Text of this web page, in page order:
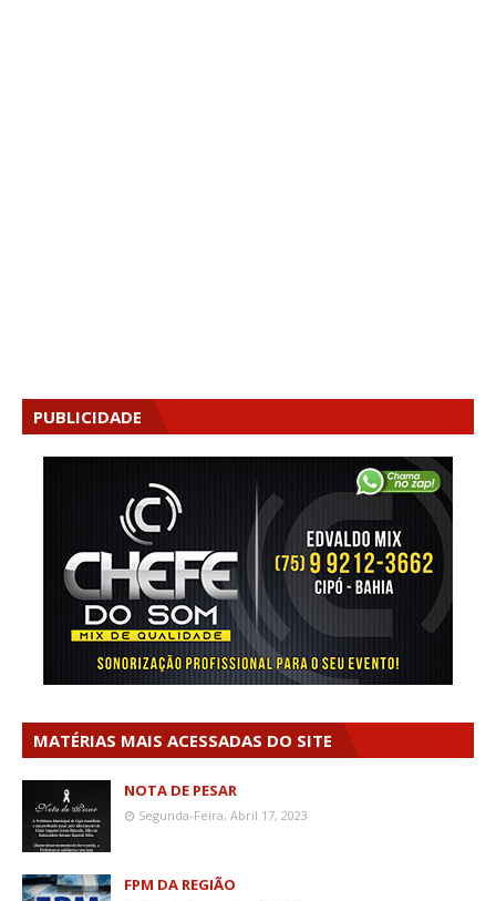
PUBLICIDADE
MATÉRIAS MAIS ACESSADAS DO SITE
NOTA DE PESAR
Segunda-Feira, Abril 17, 2023
FPM DA REGIÃO